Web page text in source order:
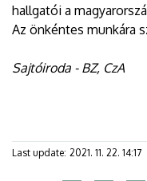
hallgatói a
Az önkéntes munkára
Sajtóiroda - BZ, CzA
Last update: 2021. 11. 22. 14:17